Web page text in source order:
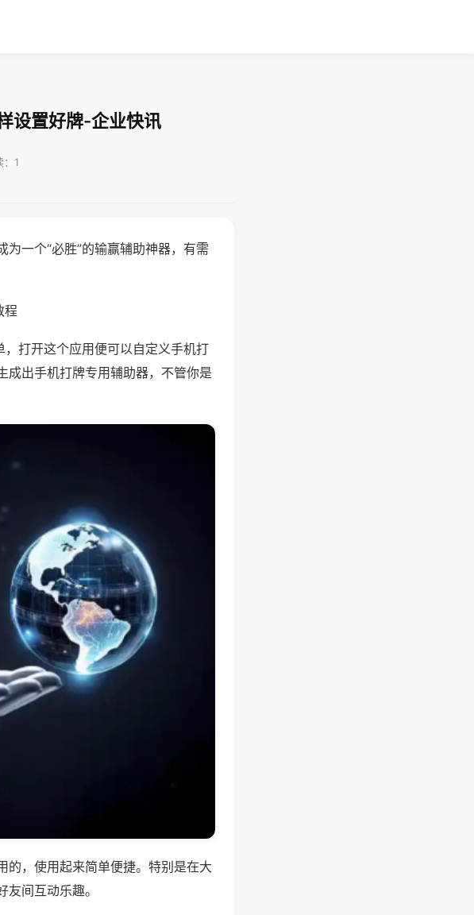
设置好牌-企业快讯
1
一个“必胜”的输赢辅助神器，有需
程
打开这个应用便可以自定义手机打
成出手机打牌专用辅助器，不管你是
的，使用起来简单便捷。特别是在大
间互动乐趣。